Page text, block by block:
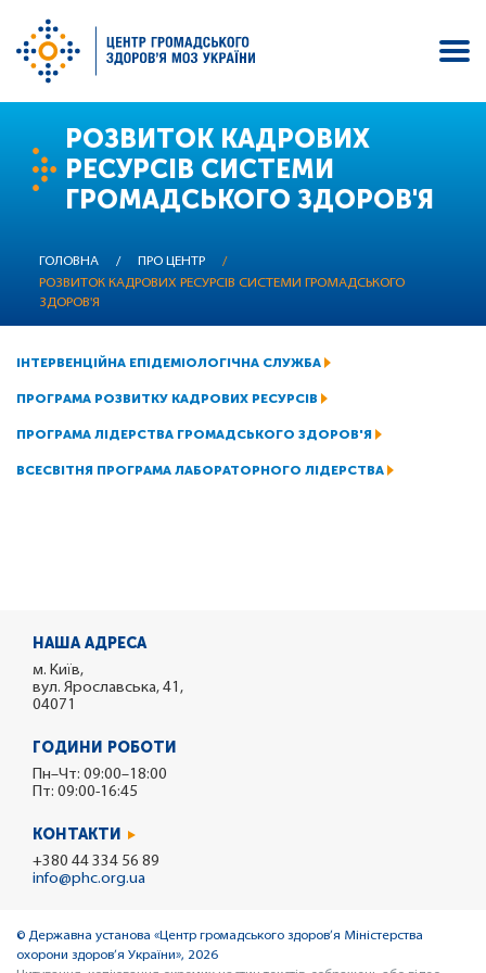
основного
вмісту
РОЗВИТОК КАДРОВИХ
РЕСУРСІВ СИСТЕМИ
ГРОМАДСЬКОГО ЗДОРОВ'Я
ГОЛОВНА / ПРО ЦЕНТР
/
РОЗВИТОК КАДРОВИХ РЕСУРСІВ СИСТЕМИ ГРОМАДСЬКОГО
ЗДОРОВ'Я
ІНТЕРВЕНЦІЙНА ЕПІДЕМІОЛОГІЧНА СЛУЖБА
ПРОГРАМА РОЗВИТКУ КАДРОВИХ РЕСУРСІВ
ПРОГРАМА ЛІДЕРСТВА ГРОМАДСЬКОГО ЗДОРОВ'Я
ВСЕСВІТНЯ ПРОГРАМА ЛАБОРАТОРНОГО ЛІДЕРСТВА
НАША АДРЕСА
м. Київ,
вул. Ярославська, 41,
04071
ГОДИНИ РОБОТИ
Пн–Чт: 09:00–18:00
Пт: 09:00-16:45
КОНТАКТИ
+380 44 334 56 89
info@phc.org.ua
© Державна установа «Центр громадського здоров’я Міністерства
охорони здоров’я України», 2026